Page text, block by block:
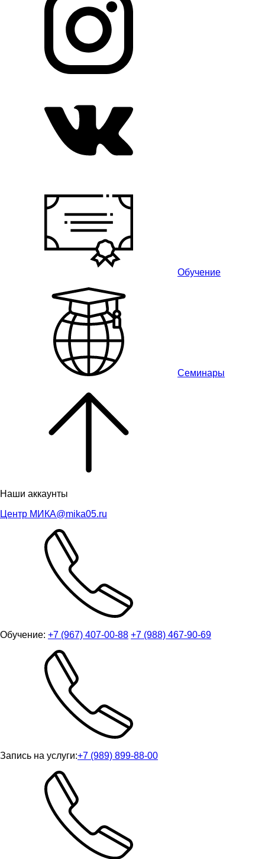
Обучение
Семинары
Наши аккаунты
Центр МИКА@mika05.ru
Обучение: +7 (967) 407-00-88 +7 (988) 467-90-69
Запись на услуги:+7 (989) 899-88-00